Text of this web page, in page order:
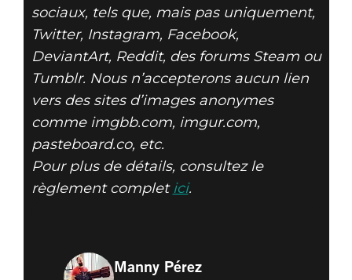
sociaux, tels que, mais pas uniquement,
Twitter, Instagram, Facebook,
DeviantArt, Reddit, des forums Steam ou
Tumblr. Nous n’accepterons aucun lien
vers des sites d’images anonymes
comme imgbb.com, imgur.com,
pasteboard.co, etc.
Pour plus de détails, consultez le
règlement complet ici.
Manny Pérez